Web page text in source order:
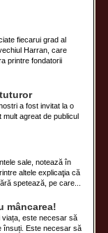
fiecarui grad al
Harran, care
printre fondatorii
a fost invitat la o
agreat de publicul
sale, notează în
altele explicaţia că
spetează, pe care...
mâncarea!
este necesar să
însuți. Este necesar să